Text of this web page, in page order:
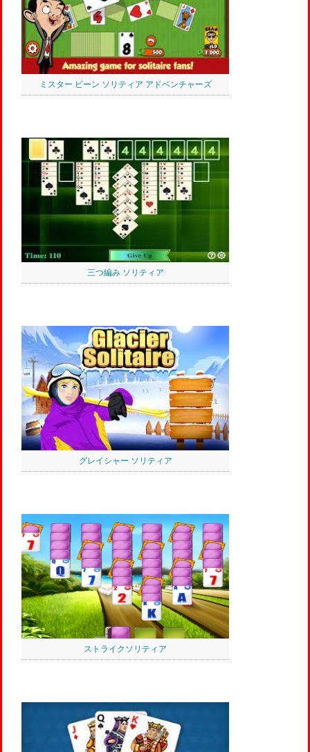
ミスター ビーン ソリティア アドベンチャーズ
三つ編み ソリティア
グレイシャー ソリティア
ストライクソリティア